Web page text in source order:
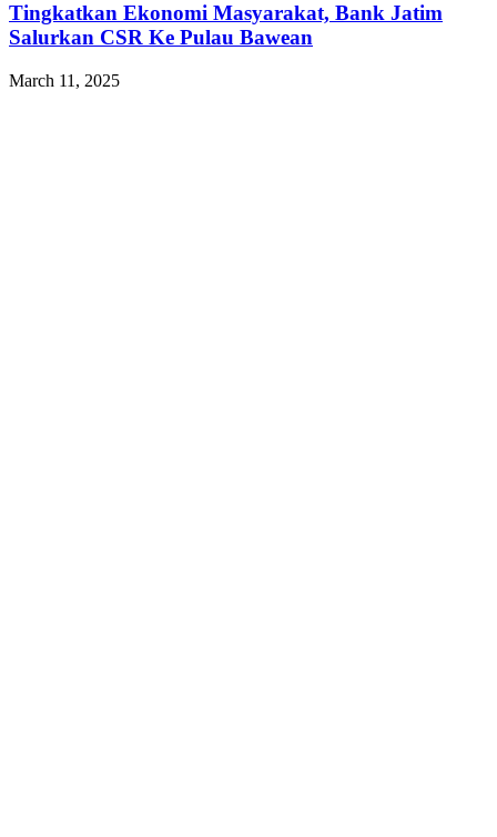
Tingkatkan Ekonomi Masyarakat, Bank Jatim
Salurkan CSR Ke Pulau Bawean
March 11, 2025